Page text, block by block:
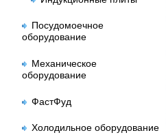
Посудомоечное
оборудование
Механическое
оборудование
ФастФуд
Холодильное оборудование